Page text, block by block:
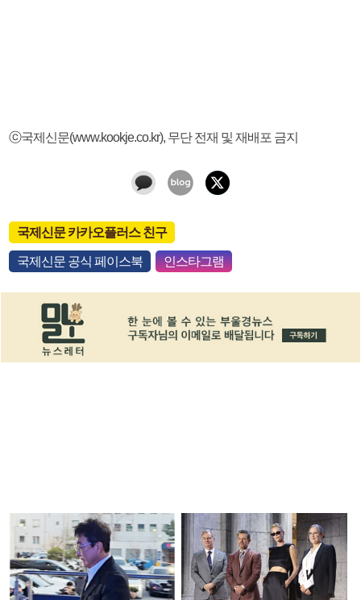
ⓒ국제신문(www.kookje.co.kr), 무단 전재 및 재배포 금지
국제신문 카카오플러스 친구
국제신문 공식 페이스북 인스타그램